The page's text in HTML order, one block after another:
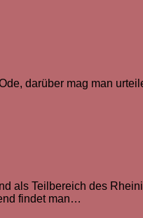
darüber mag man
als Teilbereich des
findet man…